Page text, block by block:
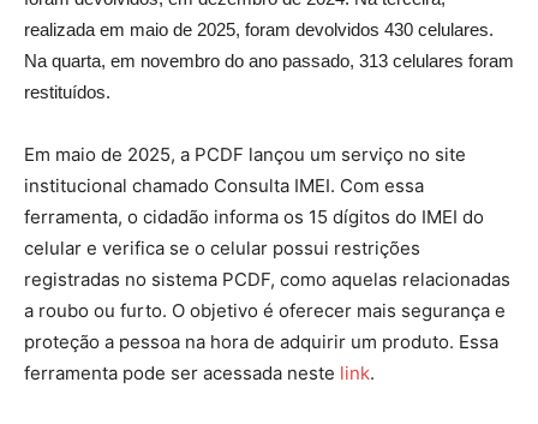
realizada em maio de 2025, foram devolvidos 430 celulares.
Na quarta, em novembro do ano passado, 313 celulares foram
restituídos.
Em maio de 2025, a PCDF lançou um serviço no site
institucional chamado Consulta IMEI. Com essa
ferramenta, o cidadão informa os 15 dígitos do IMEI do
celular e verifica se o celular possui restrições
registradas no sistema PCDF, como aquelas relacionadas
a roubo ou furto. O objetivo é oferecer mais segurança e
proteção a pessoa na hora de adquirir um produto. Essa
ferramenta pode ser acessada neste link.